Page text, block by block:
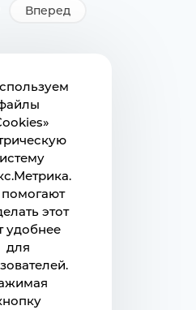
этот
удобнее
для
Вперед
наверх